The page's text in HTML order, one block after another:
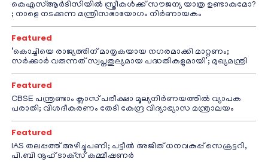
കെഎസ്ആർടിസിയിൽ സ്ത്രീകൾക്ക് സൗജന്യ യാത്ര ഉണ്ടാകുമോ?
; നാളെ നടക്കുന്ന മന്ത്രിസഭായോഗം നിർണായകം
Featured
‘കൊച്ചിയെ രാജ്യത്തിന് മാതൃകയായ നഗരമാക്കി മാറ്റണം;
സർക്കാർ വരുന്നത് സ്വപ്നതുല്യമായ പദ്ധതികളുമായി’; മുഖ്യമന്ത്രി
Featured
CBSE പന്ത്രണ്ടാം ക്ലാസ് പരീക്ഷാ മൂല്യനിർണയത്തിൽ വ്യാപക
പരാതി; വിശദീകരണം തേടി കേന്ദ്ര വിദ്യാഭ്യാസ മന്ത്രാലയം
Featured
IAS തലപ്പത്ത് അഴിച്ചുപണി; പട്ടീല്‍ അജിത് ധനവകുപ്പ് സെക്രട്ടറി,
പി.ബി നൂഹ് ടാക്‌സ് കമ്മീഷണര്‍